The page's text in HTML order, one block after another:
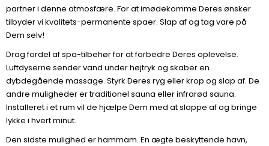
partner i denne atmosfære. For at imødekomme Deres ønsker
tilbyder vi kvalitets-permanente spaer. Slap af og tag vare på
Dem selv!
Drag fordel af spa-tilbehør for at forbedre Deres oplevelse.
Luftdyserne sender vand under højtryk og skaber en
dybdegående massage. Styrk Deres ryg eller krop og slap af. De
andre muligheder er traditionel sauna eller infrarød sauna.
Installeret i et rum vil de hjælpe Dem med at slappe af og bringe
lykke i hvert minut.
Den sidste mulighed er hammam. En ægte beskyttende havn,